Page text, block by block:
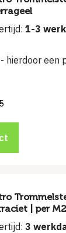
1-3
hierdoor een
| per M2
3